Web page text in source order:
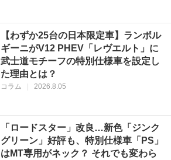
【わずか25台の日本限定車】ランボル
ギーニがV12 PHEV「レヴエルト」に
武士道モチーフの特別仕様車を設定し
た理由とは？
コラム | 2026.8.05
「ロードスター」改良…新色「ジンク
グリーン」好評も、特別仕様車「PS」
はMT専用がネック？ それでも変わら